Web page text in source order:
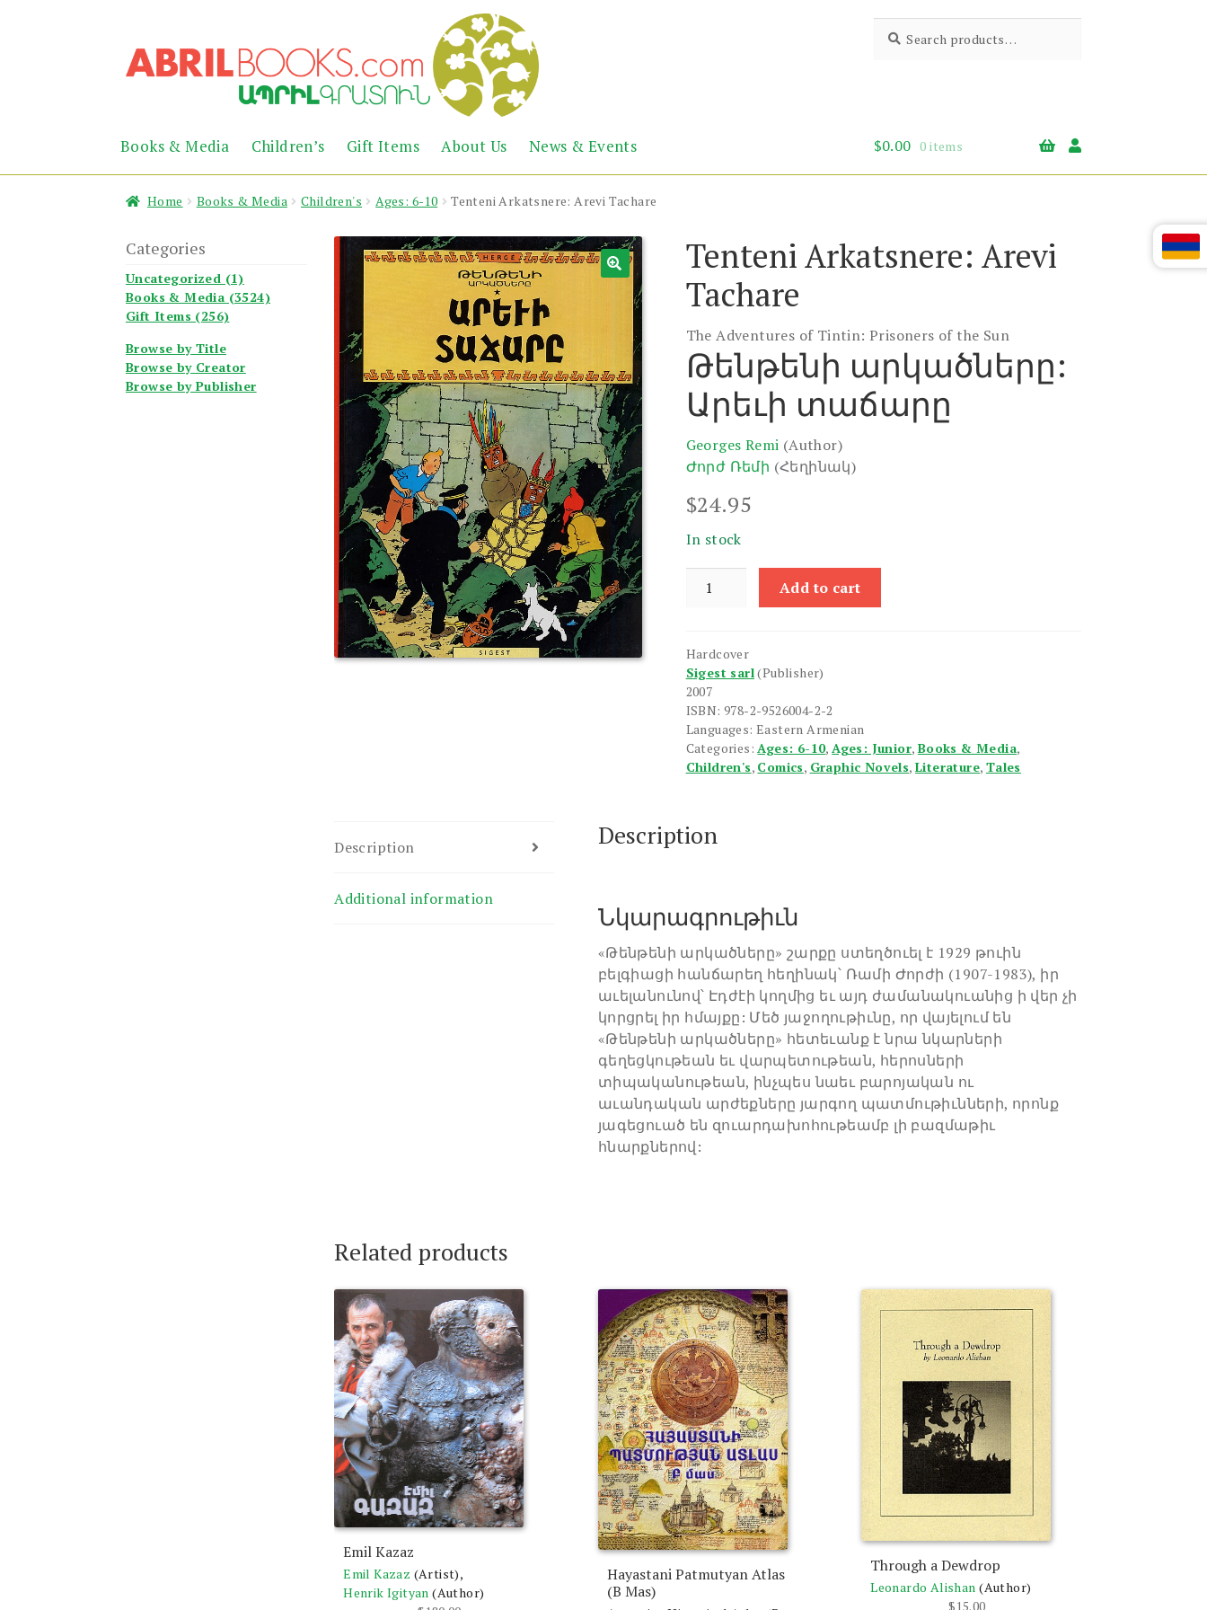
to
navigation
to
content
Abril
Books
the
Armenian
Heritage
for:
Books & Media Children’s Gift Items About Us News & Events $0.00 0 items
Home Books & Media Children's Ages: 6-10 Tenteni Arkatsnere: Arevi Tachare
Tenteni Arkatsnere: Arevi
Tachare
The Adventures of Tintin: Prisoners of the Sun
Թենթենի արկածները:
Արեւի տաճարը
Georges Remi (Author)
Ժորժ Ռեմի (Հեղինակ)
$24.95
In stock
Arkatsnere:
quantity
Add to cart
Hardcover
Sigest sarl(Publisher)
2007
ISBN: 978-2-9526004-2-2
Languages: Eastern Armenian
Categories:Ages: 6-10,Ages: Junior, Books & Media,
Children's, Comics, Graphic Novels,Literature, Tales
Description
Additional information
Description
Նկարագրութիւն
«Թենթենի արկածները» շարքը ստեղծուել է 1929 թուին
բելգիացի հանճարեղ հեղինակ՝ Ռամի Ժորժի (1907-1983), իր
աւելանունով՝ Էդժէի կողմից եւ այդ ժամանակուանից ի վեր չի
կորցրել իր հմայքը: Մեծ յաջողութիւնը, որ վայելում են
«Թենթենի արկածները» հետեւանք է նրա նկարների
գեղեցկութեան եւ վարպետութեան, հերոսների
տիպականութեան, ինչպես նաեւ բարոյական ու
աւանդական արժեքները յարգող պատմութիւնների, որոնք
յագեցուած են զուարդախոհութեամբ լի բազմաթիւ
հնարքներով:
Related products
Emil Kazaz
Emil Kazaz (Artist),
Henrik Igityan (Author)
Hayastani Patmutyan Atlas
(B Mas)
Through a Dewdrop
Leonardo Alishan (Author)
$15.00
Categories
Uncategorized (1)
Books & Media (3524)
Gift Items (256)
Browse by Title
Browse by Creator
Browse by Publisher